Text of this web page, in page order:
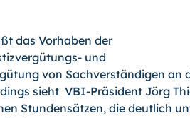
das Vorhaben der
und
von Sachverständigen an
sieht VBI-Präsident Jörg
Stundensätzen, die deutlich